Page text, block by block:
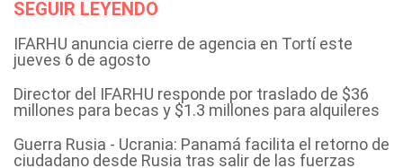
SEGUIR LEYENDO
IFARHU anuncia cierre de agencia en Tortí este
jueves 6 de agosto
Director del IFARHU responde por traslado de $36
millones para becas y $1.3 millones para alquileres
Guerra Rusia - Ucrania: Panamá facilita el retorno de
ciudadano desde Rusia tras salir de las fuerzas